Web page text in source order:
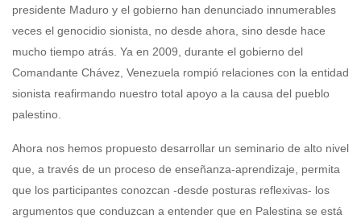
presidente Maduro y el gobierno han denunciado innumerables
veces el genocidio sionista, no desde ahora, sino desde hace
mucho tiempo atrás. Ya en 2009, durante el gobierno del
Comandante Chávez, Venezuela rompió relaciones con la entidad
sionista reafirmando nuestro total apoyo a la causa del pueblo
palestino.
Ahora nos hemos propuesto desarrollar un seminario de alto nivel
que, a través de un proceso de enseñanza-aprendizaje, permita
que los participantes conozcan -desde posturas reflexivas- los
argumentos que conduzcan a entender que en Palestina se está